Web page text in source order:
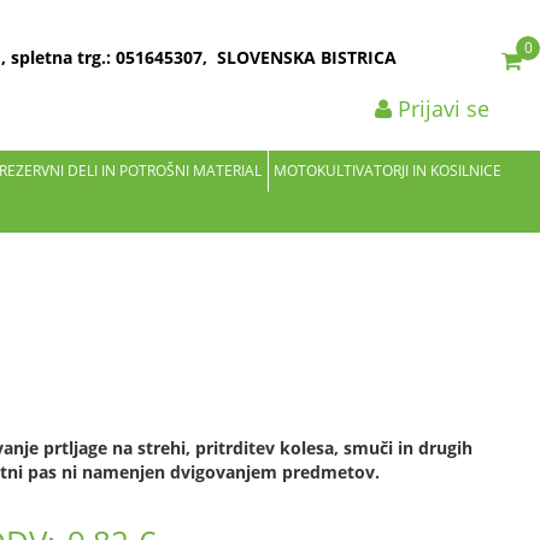
trg.: 051645307, SLOVENSKA BISTRICA 0
Prijavi se
DELI IN POTROŠNI MATERIAL
MOTOKULTIVATORJI IN KOSILNICE
prtljage na strehi, pritrditev kolesa, smuči in drugih
pas ni namenjen dvigovanjem predmetov.